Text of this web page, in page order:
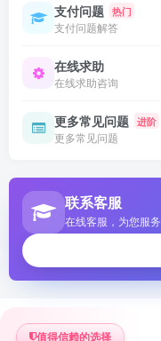
支付问题 热门
支付问题解答
在线求助
在线求助咨询
更多常见问题 进阶
更多常见问题
联系客服
在线客服，为您服务
值得信赖的选择